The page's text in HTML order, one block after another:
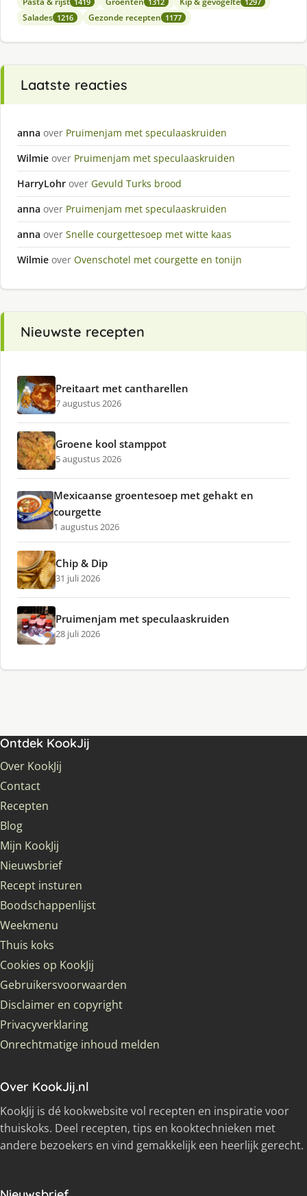
Salades 1216 Gezonde recepten 1177
Laatste reacties
anna over Pruimenjam met speculaaskruiden
Wilmie over Pruimenjam met speculaaskruiden
HarryLohr over Gevuld Turks brood
anna over Pruimenjam met speculaaskruiden
anna over Snelle courgettesoep met witte kaas
Wilmie over Ovenschotel met courgette en tonijn
Nieuwste recepten
Preitaart met cantharellen
7 augustus 2026
Groene kool stamppot
5 augustus 2026
Mexicaanse groentesoep met gehakt en
courgette
1 augustus 2026
Chip & Dip
31 juli 2026
Pruimenjam met speculaaskruiden
28 juli 2026
Ontdek KookJij
Over KookJij
Contact
Recepten
Blog
Mijn KookJij
Nieuwsbrief
Recept insturen
Boodschappenlijst
Weekmenu
Thuis koks
Cookies op KookJij
Gebruikersvoorwaarden
Disclaimer en copyright
Privacyverklaring
Onrechtmatige inhoud melden
Over KookJij.nl
KookJij is dé kookwebsite vol recepten en inspiratie voor
thuiskoks. Deel recepten, tips en kooktechnieken met
andere bezoekers en vind gemakkelijk een heerlijk gerecht.